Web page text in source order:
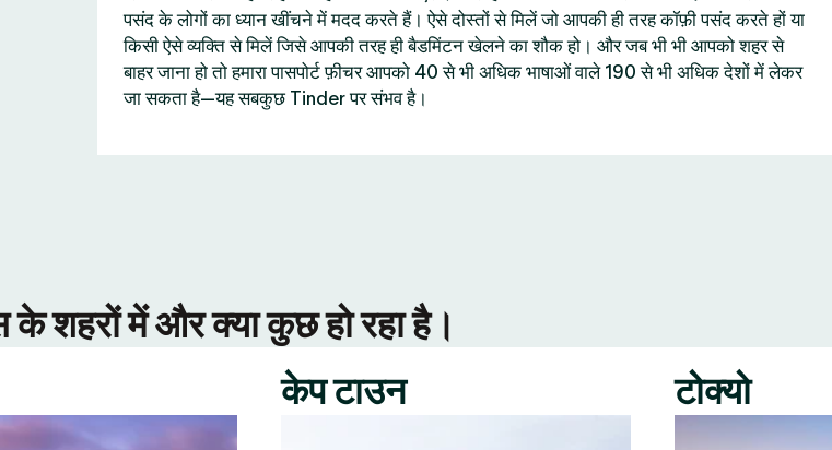
पसंद के लोगों का ध्यान खींचने में मदद करते हैं। ऐसे दोस्तों से मिलें जो आपकी ही तरह कॉफ़ी पसंद करते हों या
किसी ऐसे व्यक्ति से मिलें जिसे आपकी तरह ही बैडमिंटन खेलने का शौक हो। और जब भी भी आपको शहर से
बाहर जाना हो तो हमारा पासपोर्ट फ़ीचर आपको 40 से भी अधिक भाषाओं वाले 190 से भी अधिक देशों में लेकर
जा सकता है—यह सबकुछ Tinder पर संभव है।
में और क्या कुछ हो रहा है।
केप टाउन टोक्यो